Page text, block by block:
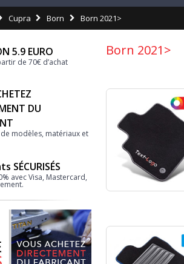
Cupra Born Born 2021>
Born 2021>
5.9 EURO
de 70€ d’achat
DU
modèles, matériaux et
SÉCURISÉS
avec Visa, Mastercard,